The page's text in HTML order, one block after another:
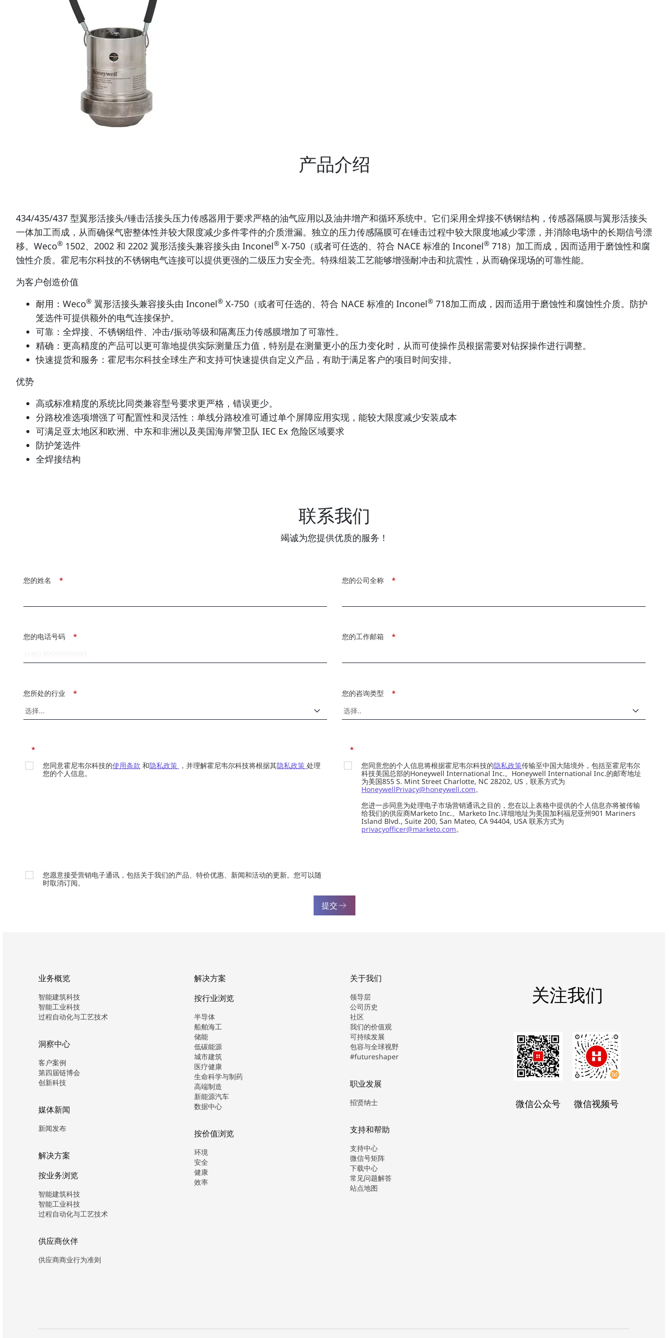
产品介绍
434/435/437 型翼形活接头/锤击活接头压力传感器用于要求严格的油气应用以及油井增产和循环系统中。它们采用全焊接不锈钢结构，传感器隔膜与翼形活接头
一体加工而成，从而确保气密整体性并较大限度减少多件零件的介质泄漏。独立的压力传感隔膜可在锤击过程中较大限度地减少零漂，并消除电场中的长期信号漂
移。Weco® 1502、2002 和 2202 翼形活接头兼容接头由 Inconel® X-750（或者可任选的、符合 NACE 标准的 Inconel® 718）加工而成，因而适用于磨蚀性和腐
蚀性介质。霍尼韦尔科技的不锈钢电气连接可以提供更强的二级压力安全壳。特殊组装工艺能够增强耐冲击和抗震性，从而确保现场的可靠性能。
为客户创造价值
耐用：Weco® 翼形活接头兼容接头由 Inconel® X-750（或者可任选的、符合 NACE 标准的 Inconel® 718加工而成，因而适用于磨蚀性和腐蚀性介质。防护
笼选件可提供额外的电气连接保护。
可靠：全焊接、不锈钢组件、冲击/振动等级和隔离压力传感膜增加了可靠性。
精确：更高精度的产品可以更可靠地提供实际测量压力值，特别是在测量更小的压力变化时，从而可使操作员根据需要对钻探操作进行调整。
快速提货和服务：霍尼韦尔科技全球生产和支持可快速提供自定义产品，有助于满足客户的项目时间安排。
优势
高或标准精度的系统比同类兼容型号要求更严格，错误更少。
分路校准选项增强了可配置性和灵活性：单线分路校准可通过单个屏障应用实现，能较大限度减少安装成本
可满足亚太地区和欧洲、中东和非洲以及美国海岸警卫队 IEC Ex 危险区域要求
防护笼选件
全焊接结构
联系我们
竭诚为您提供优质的服务！
*
您的姓名 *
您的公司全称
*
您的电话号码 *
您的工作邮箱
*
您所处的行业 *
您的咨询类型
*
您同意霍尼韦尔科技的使用条款 和隐私政策 ，并理解霍尼韦尔科技将根据其隐私政策 处理
您的个人信息。
*
您同意您的个人信息将根据霍尼韦尔科技的隐私政策传输至中国大陆境外，包括至霍尼韦尔
科技美国总部的Honeywell International Inc.。Honeywell International Inc.的邮寄地址
为美国855 S. Mint Street Charlotte, NC 28202, US，联系方式为
HoneywellPrivacy@honeywell.com。
您进一步同意为处理电子市场营销通讯之目的，您在以上表格中提供的个人信息亦将被传输
给我们的供应商Marketo Inc.。Marketo Inc.详细地址为美国加利福尼亚州901 Mariners
Island Blvd., Suite 200, San Mateo, CA 94404, USA 联系方式为
privacyofficer@marketo.com。
您愿意接受营销电子通讯，包括关于我们的产品、特价优惠、新闻和活动的更新。您可以随
时取消订阅。
提交
业务概览
智能建筑科技
智能工业科技
过程自动化与工艺技术
洞察中心
客户案例
第四届链博会
创新科技
媒体新闻
新闻发布
解决方案
按业务浏览
智能建筑科技
智能工业科技
过程自动化与工艺技术
供应商伙伴
供应商商业行为准则
解决方案
按行业浏览
半导体
船舶海工
储能
低碳能源
城市建筑
医疗健康
生命科学与制药
高端制造
新能源汽车
数据中心
按价值浏览
环境
安全
健康
效率
关于我们
领导层
公司历史
社区
我们的价值观
可持续发展
包容与全球视野
#futureshaper
职业发展
招贤纳士
支持和帮助
支持中心
微信号矩阵
下载中心
常见问题解答
站点地图
关注我们
微信公众号 微信视频号